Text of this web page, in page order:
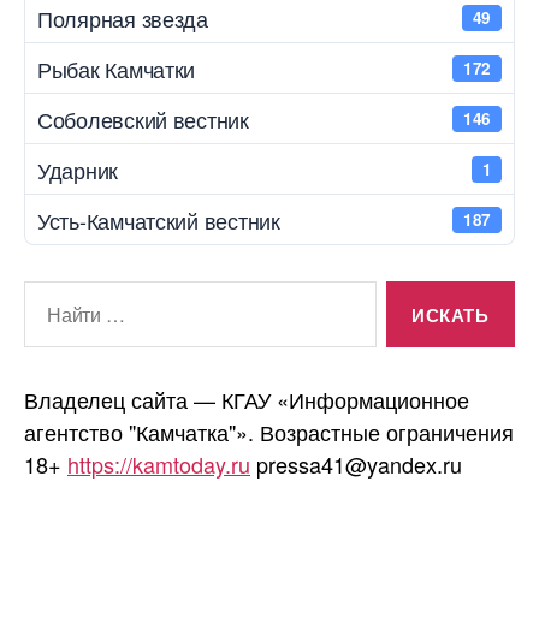
Полярная звезда 49
Рыбак Камчатки 172
Соболевский вестник 146
Ударник 1
Усть-Камчатский вестник 187
Владелец сайта — КГАУ «Информационное
агентство "Камчатка"». Возрастные ограничения
18+ https://kamtoday.ru pressa41@yandex.ru